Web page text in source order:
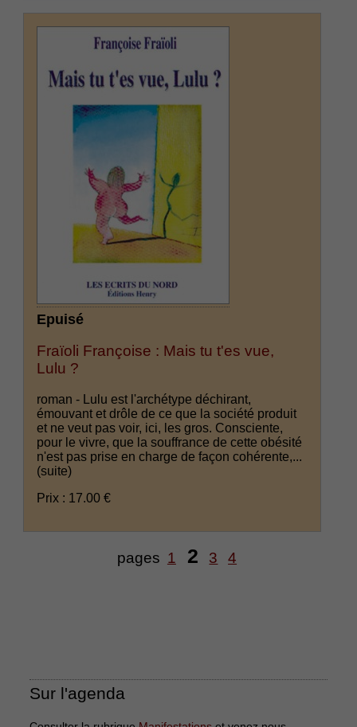
Epuisé
Fraïoli Françoise : Mais tu t'es vue,
Lulu ?
roman - Lulu est l'archétype déchirant,
émouvant et drôle de ce que la société produit
et ne veut pas voir, ici, les gros. Consciente,
pour le vivre, que la souffrance de cette obésité
n'est pas prise en charge de façon cohérente,...
(suite)
Prix : 17.00 €
pages 1 2 3 4
Sur l'agenda